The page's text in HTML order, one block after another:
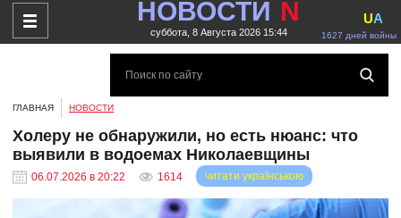
НОВОСТИ N
суббота, 8 Августа 2026 15:44 1627 дней войны
UA
ГЛАВНАЯ НОВОСТИ
Холеру не обнаружили, но есть нюанс: что
выявили в водоемах Николаевщины
06.07.2026 в 20:22 1614 читати українською